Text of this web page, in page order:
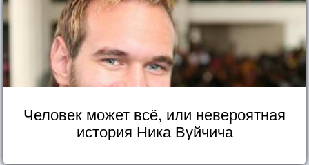
Человек может всё, или невероятная
история Ника Вуйчича